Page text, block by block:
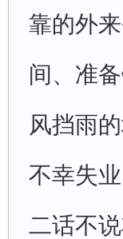
靠的外
间、准
风挡雨
不幸失
二话不